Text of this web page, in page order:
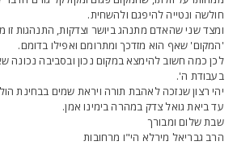
ונטייה להיפגם ולהשחית.
שני שהאדם מתנהג ביושר וצדקות, התנהגות זו
שאף הוא מזדכך ומתרומם ואפילו בדומם.
כמה חשוב להימצא במקום נכון ובסביבה נכונה
ה'.
רצון שנזכה לאהבת תורה ויראת שמים בבחינת הולך
ביאת גואל צדק במהרה בימינו אמן.
שלום ומבורך
גבריאל מירלא הי"ו מרחובות